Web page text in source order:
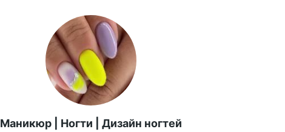
Маникюр | Ногти | Дизайн ногтей